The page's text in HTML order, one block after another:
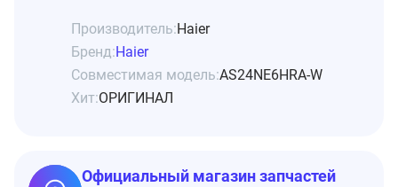
Производитель:Haier
Бренд:Haier
Совместимая модель:AS24NE6HRA-W
Хит:ОРИГИНАЛ
Официальный магазин запчастей